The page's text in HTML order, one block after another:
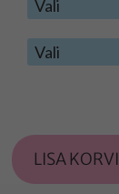
LISA KORVI